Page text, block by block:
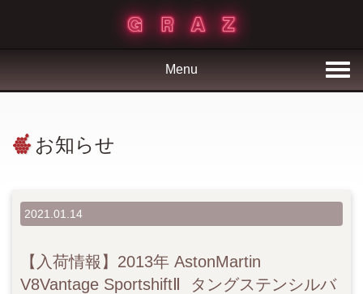
Menu
お知らせ
2021.01.14
【入荷情報】2013年 AstonMartin
V8Vantage SportshiftⅡ タングステンシルバ